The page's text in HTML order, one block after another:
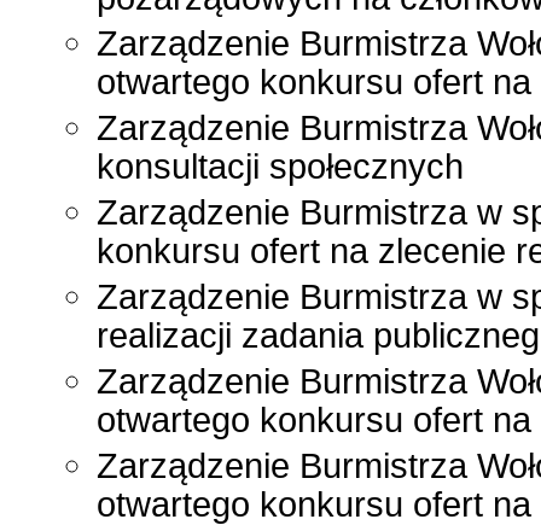
Zarządzenie Burmistrza
otwartego konkursu ofert
Zarządzenie Burmistrza
konsultacji społecznych
Zarządzenie Burmistrza w
konkursu ofert na zlecenie
Zarządzenie Burmistrza w
realizacji zadania
Zarządzenie Burmistrza
otwartego konkursu ofert
Zarządzenie Burmistrza
otwartego konkursu ofert